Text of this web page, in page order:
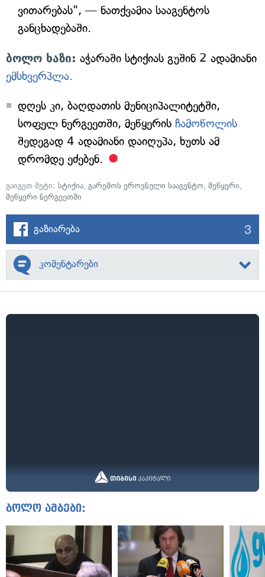
ვითარებას", — ნათქვამია სააგენტოს
განცხადებაში.
ბოლო ხაზი: აჭარაში სტიქიას გუშინ 2 ადამიანი
ემსხვერპლა.
დღეს კი, ბაღდათის მუნიციპალიტეტში,
სოფელ ნერგეეთში, მეწყერის ჩამოწოლის
შედეგად 4 ადამიანი დაიღუპა, ხუთს ამ
დრომდე ეძებენ.
გაიგეთ მეტი: სტიქია, გარემოს ეროვნული სააგენტო, მეწყერი,
მეწყერი ნერგეეთში
გაზიარება 3
კომენტარები
ბოლო ამბები: